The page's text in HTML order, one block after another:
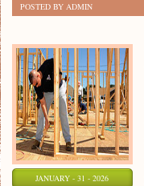
POSTED BY ADMIN
JANUARY - 31 - 2026